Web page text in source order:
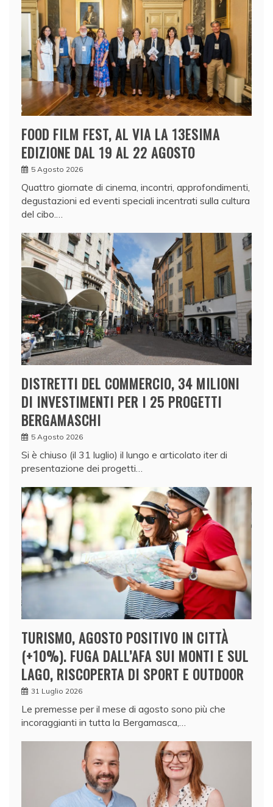
FOOD FILM FEST, AL VIA LA 13ESIMA
EDIZIONE DAL 19 AL 22 AGOSTO
5 Agosto 2026
Quattro giornate di cinema, incontri, approfondimenti,
degustazioni ed eventi speciali incentrati sulla cultura
del cibo.…
DISTRETTI DEL COMMERCIO, 34 MILIONI
DI INVESTIMENTI PER I 25 PROGETTI
BERGAMASCHI
5 Agosto 2026
Si è chiuso (il 31 luglio) il lungo e articolato iter di
presentazione dei progetti…
TURISMO, AGOSTO POSITIVO IN CITTÀ
(+10%). FUGA DALL’AFA SUI MONTI E SUL
LAGO, RISCOPERTA DI SPORT E OUTDOOR
31 Luglio 2026
Le premesse per il mese di agosto sono più che
incoraggianti in tutta la Bergamasca,…